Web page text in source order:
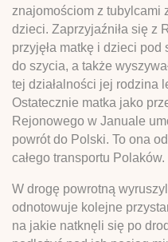
znajomościom z tubylcami
dzieci. Zaprzyjaźniła się z
przyjęła matkę i dzieci pod
do szycia, a także
tej działalności jej rodzina
Ostatecznie matka jako
Rejonowego w Januale
powrót do Polski. To ona
całego transportu Polaków.
W drogę powrotną
odnotowuje kolejne
na jakie natknęli się po